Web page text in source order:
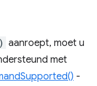
aanroept, moet u
met
-